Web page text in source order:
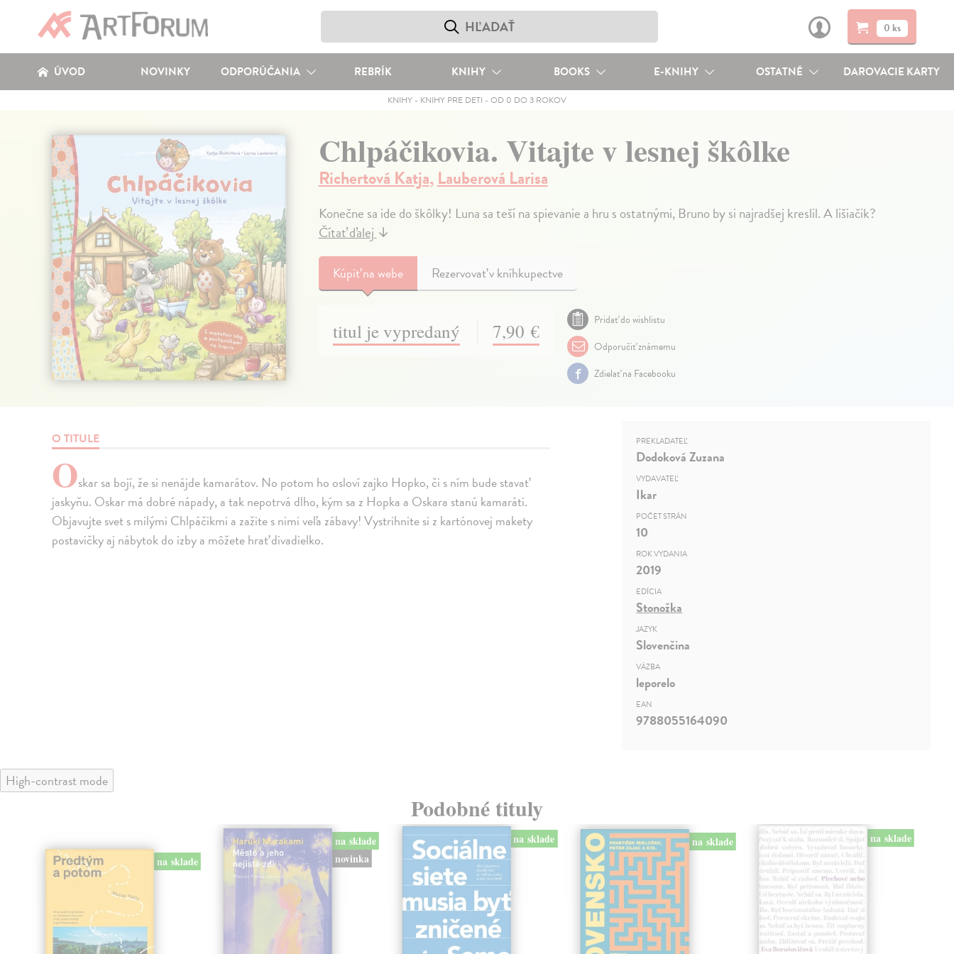
0 ks
ÚVOD NOVINKY ODPORÚČANIA REBRÍK KNIHY BOOKS E-KNIHY OSTATNÉ DAROVACIE KARTY
KNIHY- KNIHY PRE DETI - OD 0 DO 3 ROKOV
Chlpáčikovia. Vitajte v lesnej škôlke
Richertová Katja,Lauberová Larisa
Konečne sa ide do škôlky! Luna sa teší na spievanie a hru s ostatnými, Bruno by si najradšej kreslil. A lišiačik?
Čítať ďalej↓
Kúpiťna webe Rezervovať v kníhkupectve
titul je vypredaný 7,90 €
Pridať do wishlistu
Odporučiť známemu
Zdielať na Facebooku
O TITULE
Oskar sa bojí, že si nenájde kamarátov. No potom ho osloví zajko Hopko, či s ním bude stavať
jaskyňu. Oskar má dobré nápady, a tak nepotrvá dlho, kým sa z Hopka a Oskara stanú kamaráti.
Objavujte svet s milými Chlpáčikmi a zažite s nimi veľa zábavy! Vystrihnite si z kartónovej makety
postavičky aj nábytok do izby a môžete hrať divadielko.
PREKLADATEĽ
Dodoková Zuzana
VYDAVATEĽ
Ikar
POČET STRÁN
10
ROK VYDANIA
2019
EDÍCIA
Stonožka
JAZYK
Slovenčina
VÄZBA
leporelo
EAN
9788055164090
High-contrast mode
Podobné tituly
na sklade
na sklade
novinka
na sklade na sklade na sklade